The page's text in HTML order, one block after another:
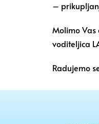
–
Molimo
voditeljica
Radujemo